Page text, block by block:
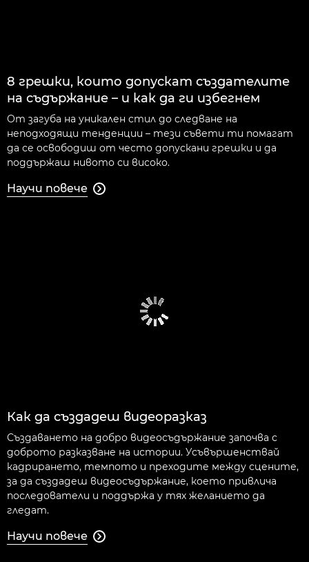
8 грешки, които допускат създателите
на съдържание – и как да ги избегнем
От загуба на уникален стил до следване на
неподходящи тенденции – тези съвети ти помагат
да се освободиш от често допускани грешки и да
поддържаш нивото си високо.
Научи повече 
Как да създадеш видеоразказ
Създаването на добро видеосъдържание започва с
доброто разказване на истории. Усъвършенствай
кадрирането, темпото и преходите между сцените,
за да създадеш видеосъдържание, което привлича
последователи и поддържа у тях желанието да
гледат.
Научи повече 